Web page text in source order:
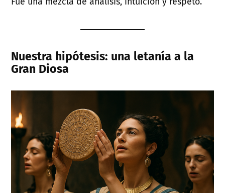
Nuestra hipótesis: una letanía a la
Gran Diosa